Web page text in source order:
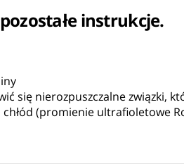
instrukcje.
się nierozpuszczalne związki,
(promienie ultrafioletowe